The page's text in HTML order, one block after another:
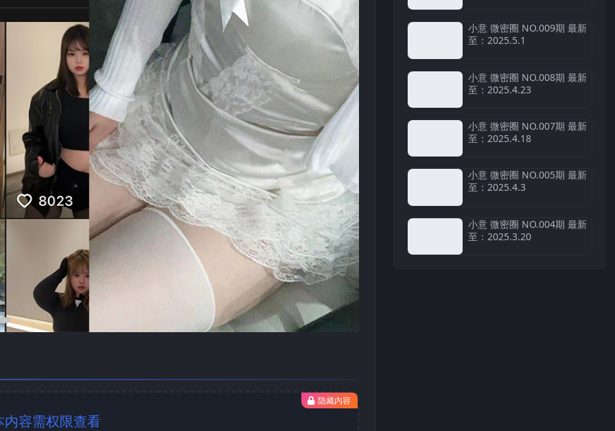
隐藏内容
内容需权限查看
小意 微密圈 NO.009期 最新
至：2025.5.1
小意 微密圈 NO.008期 最新
至：2025.4.23
小意 微密圈 NO.007期 最新
至：2025.4.18
小意 微密圈 NO.005期 最新
至：2025.4.3
小意 微密圈 NO.004期 最新
至：2025.3.20